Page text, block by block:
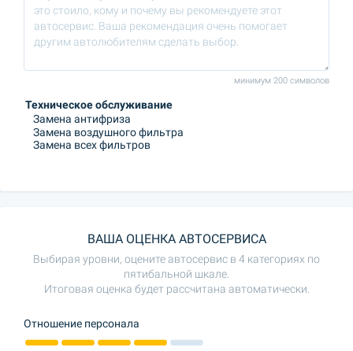
минимум 200 символов
ВАША ОЦЕНКА АВТОСЕРВИСА
Выбирая уровни, оцените автосервис в 4 категориях по
пятибальной шкале.
Итоговая оценка будет рассчитана автоматически.
Отношение персонала